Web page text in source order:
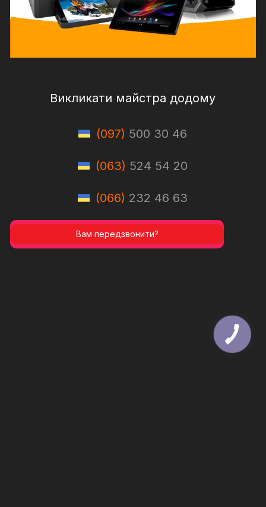
Викликати майстра додому
(097) 500 30 46
(063) 524 54 20
(066) 232 46 63
Вам передзвонити?